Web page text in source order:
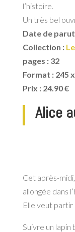
l’histoire.
Un très bel
Date de
Collection :
pages : 32
Format : 245
Prix : 24.90 €
Alice
Cet après-
allongée dans
Elle veut partir
Suivre un lapin